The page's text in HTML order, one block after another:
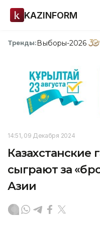
KAZINFORM
Тренды:Выборы-2026
14:51, 09 Декабря 2024
Казахстанские
сыграют за
Азии